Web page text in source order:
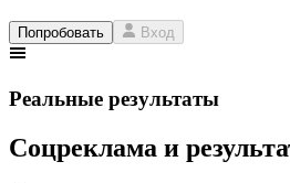
Попробовать Вход
Реальные результаты
Соцреклама и